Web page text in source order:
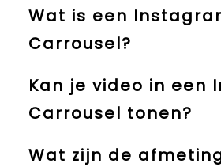
Wat is een
Carrousel?
Kan je video in een
Carrousel tonen?
Wat zijn de